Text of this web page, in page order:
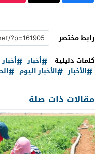
رابط مختصر
كلمات دليلية
أخبار
الأخبار
الأخبار اليوم
مقالات ذات صلة